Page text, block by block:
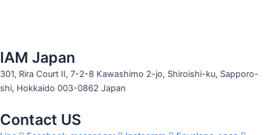
IAM Japan
301, Rira Court II, 7-2-8 Kawashimo 2-jo, Shiroishi-ku, Sapporo-
shi, Hokkaido 003-0862 Japan
Contact US